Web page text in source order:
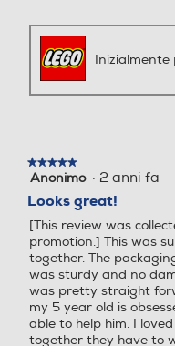
Inizialmente
★★★★★
★★★★★
5
5
stelle.
Anonimo · 2 anni fa
Looks great!
[This review was
promotion.] This was
together. The
was sturdy and no
was pretty straight
my 5 year old is
able to help him. I
together they have to